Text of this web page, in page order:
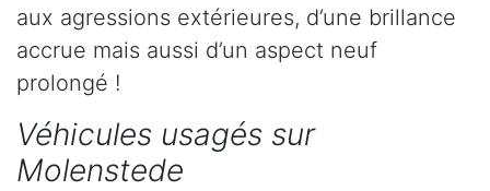
aux agressions extérieures, d’une brillance
accrue mais aussi d’un aspect neuf
prolongé !
Véhicules usagés sur
Molenstede